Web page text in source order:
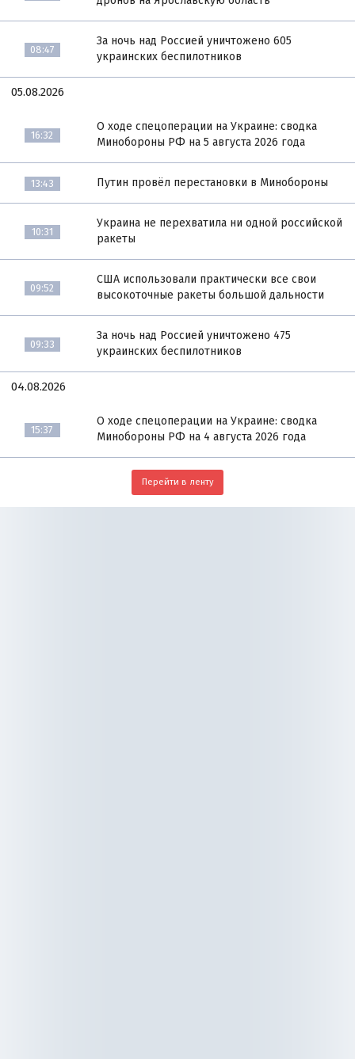
08:47
За ночь над Россией уничтожено 605
украинских беспилотников
05.08.2026
16:32
О ходе спецоперации на Украине: сводка
Минобороны РФ на 5 августа 2026 года
13:43 Путин провёл перестановки в Минобороны
10:31
Украина не перехватила ни одной российской
ракеты
09:52
США использовали практически все свои
высокоточные ракеты большой дальности
09:33
За ночь над Россией уничтожено 475
украинских беспилотников
04.08.2026
15:37
О ходе спецоперации на Украине: сводка
Минобороны РФ на 4 августа 2026 года
Перейти в ленту